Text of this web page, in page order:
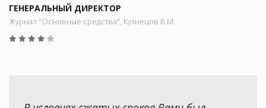
ГЕНЕРАЛЬНЫЙ ДИРЕКТОР
Журнал "Основные средства", Кузнецов В.М.